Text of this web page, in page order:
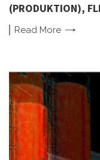
(PRODUKTION),
Read More